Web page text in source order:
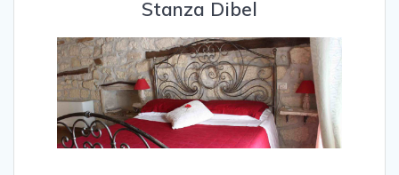
Stanza Dibel